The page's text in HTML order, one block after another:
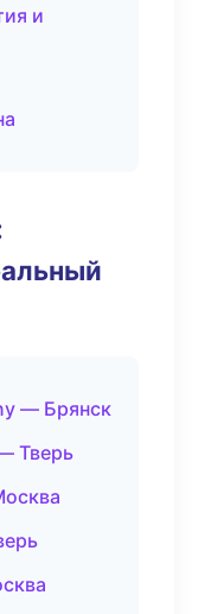
и
— Брянск
Тверь